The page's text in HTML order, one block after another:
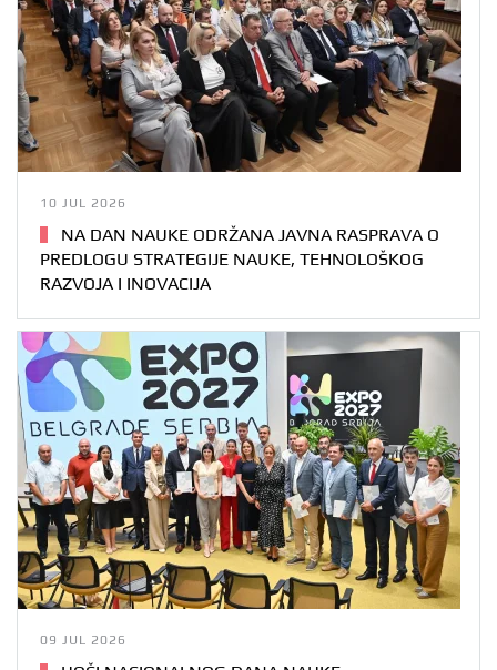
10 JUL 2026
NA DAN NAUKE ODRŽANA JAVNA RASPRAVA O
PREDLOGU STRATEGIJE NAUKE, TEHNOLOŠKOG
RAZVOJA I INOVACIJA
09 JUL 2026